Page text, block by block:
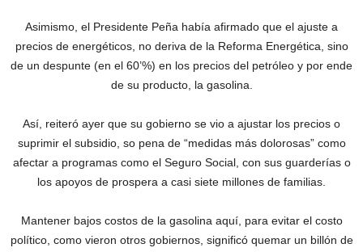
Asimismo, el Presidente Peña había afirmado que el ajuste a
precios de energéticos, no deriva de la Reforma Energética, sino
de un despunte (en el 60’%) en los precios del petróleo y por ende
de su producto, la gasolina.
Así, reiteró ayer que su gobierno se vio a ajustar los precios o
suprimir el subsidio, so pena de “medidas más dolorosas” como
afectar a programas como el Seguro Social, con sus guarderías o
los apoyos de prospera a casi siete millones de familias.
Mantener bajos costos de la gasolina aquí, para evitar el costo
político, como vieron otros gobiernos, significó quemar un billón de